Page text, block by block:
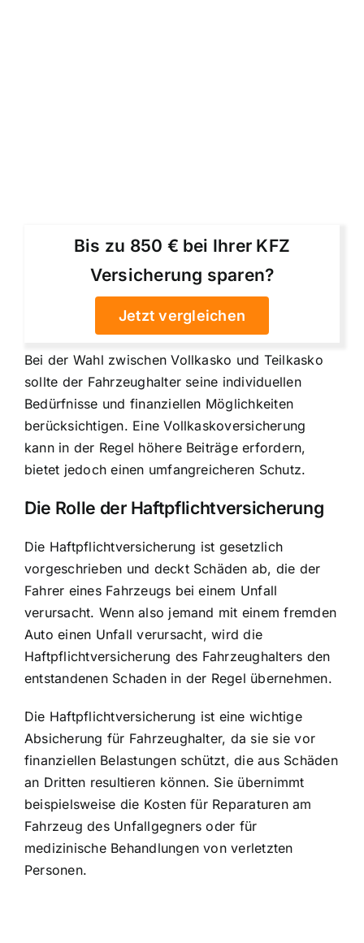
Bis zu 850 € bei Ihrer KFZ
Versicherung sparen?
Jetzt vergleichen
Bei der Wahl zwischen Vollkasko und Teilkasko
sollte der Fahrzeughalter seine individuellen
Bedürfnisse und finanziellen Möglichkeiten
berücksichtigen. Eine Vollkaskoversicherung
kann in der Regel höhere Beiträge erfordern,
bietet jedoch einen umfangreicheren Schutz.
Die Rolle der Haftpflichtversicherung
Die Haftpflichtversicherung ist gesetzlich
vorgeschrieben und deckt Schäden ab, die der
Fahrer eines Fahrzeugs bei einem Unfall
verursacht. Wenn also jemand mit einem fremden
Auto einen Unfall verursacht, wird die
Haftpflichtversicherung des Fahrzeughalters den
entstandenen Schaden in der Regel übernehmen.
Die Haftpflichtversicherung ist eine wichtige
Absicherung für Fahrzeughalter, da sie sie vor
finanziellen Belastungen schützt, die aus Schäden
an Dritten resultieren können. Sie übernimmt
beispielsweise die Kosten für Reparaturen am
Fahrzeug des Unfallgegners oder für
medizinische Behandlungen von verletzten
Personen.